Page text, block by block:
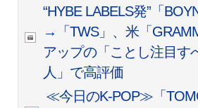
“HYBE LABELS発”「
→「TWS」、米「
アップの「ことし注目す
人」で高評価
≪今日のK-POP≫「